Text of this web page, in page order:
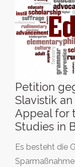
Petition
Slavistik
Appeal for
Studies in
Es besteht die